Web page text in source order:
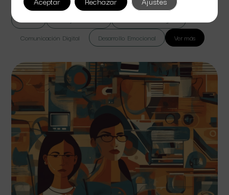
Comunicación Digital
Desarrollo Emocional Ver más